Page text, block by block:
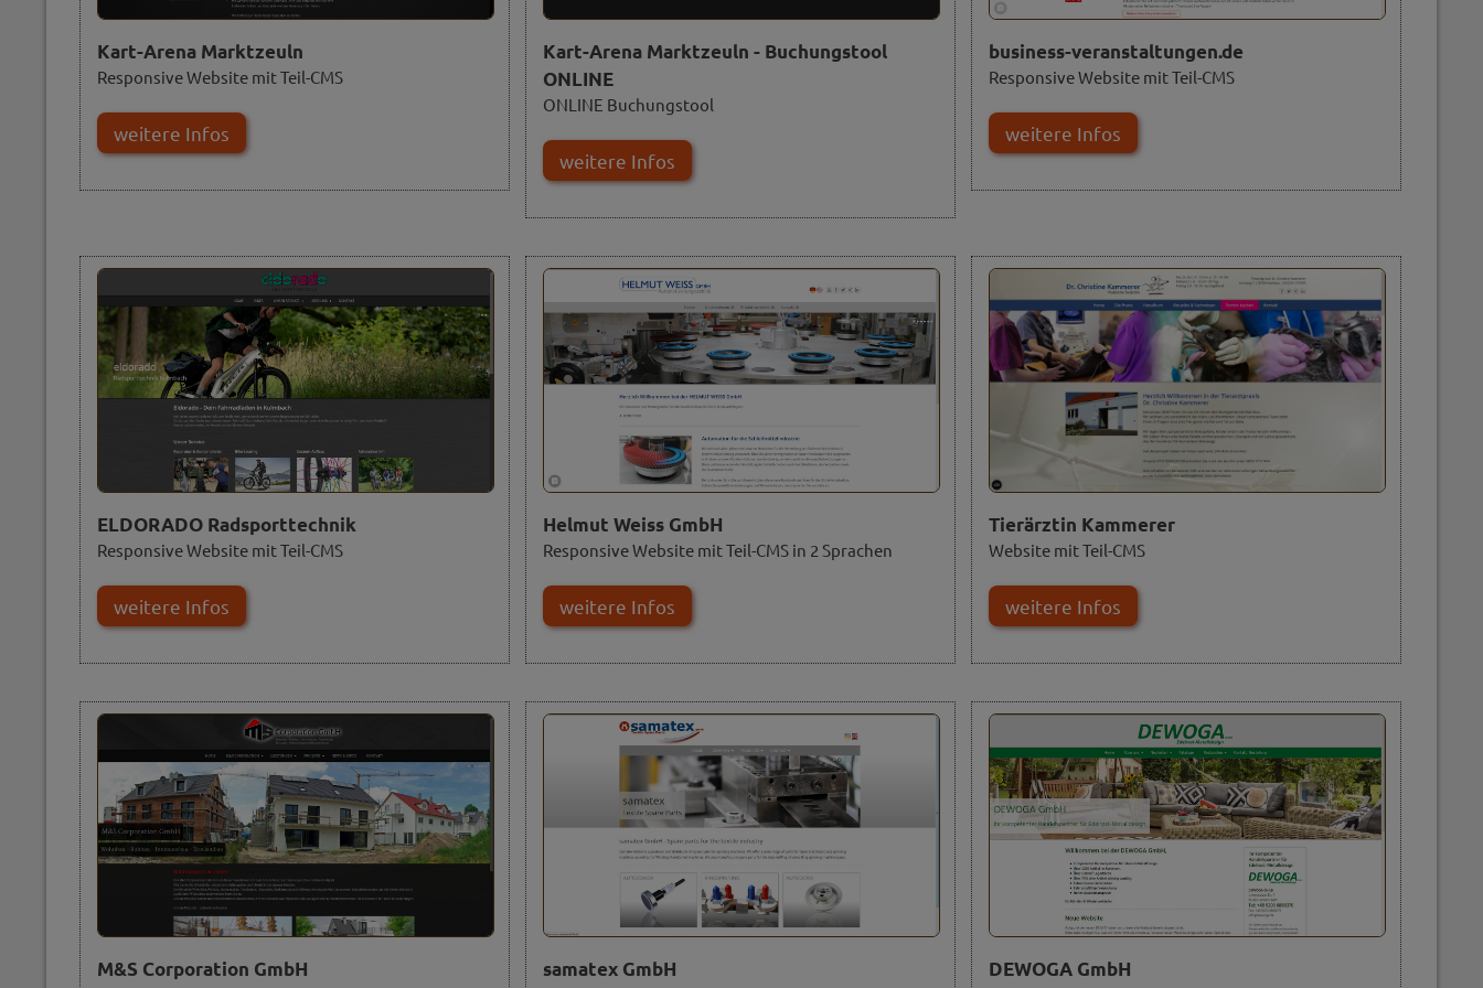
Kart-Arena Marktzeuln
Responsive Website mit Teil-CMS
weitere Infos
Kart-Arena Marktzeuln - Buchungstool
ONLINE
ONLINE Buchungstool
weitere Infos
business-veranstaltungen.de
Responsive Website mit Teil-CMS
weitere Infos
ELDORADO Radsporttechnik
Responsive Website mit Teil-CMS
weitere Infos
Helmut Weiss GmbH
Responsive Website mit Teil-CMS in 2 Sprachen
weitere Infos
Tierärztin Kammerer
Website mit Teil-CMS
weitere Infos
M&S Corporation GmbH samatex GmbH DEWOGA GmbH